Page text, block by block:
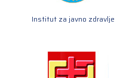
Institut za javno zdravlje